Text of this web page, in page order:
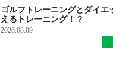
ゴルフトレーニングとダイエ
えるトレーニング！？
2026.08.09